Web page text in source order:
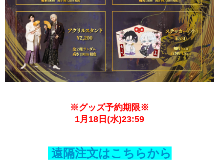
※グッズ予約期限※
1月18日(水)23:59
遠隔注文はこちらから